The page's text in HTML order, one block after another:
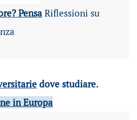
PensaRiflessioni su
dove studiare.
in Europa